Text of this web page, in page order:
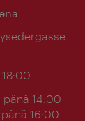
până 14:00
16:00